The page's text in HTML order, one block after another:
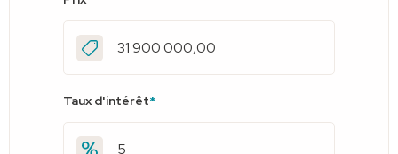
Taux d'intérêt*